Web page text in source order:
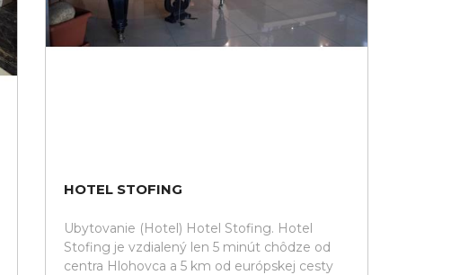
HOTEL STOFING
Ubytovanie (Hotel) Hotel Stofing. Hotel
Stofing je vzdialený len 5 minút chôdze od
centra Hlohovca a 5 km od európskej cesty